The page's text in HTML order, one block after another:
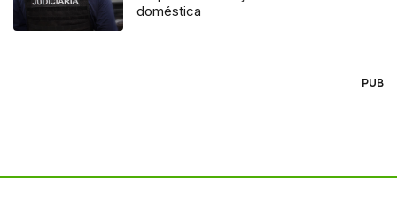
doméstica
PUB